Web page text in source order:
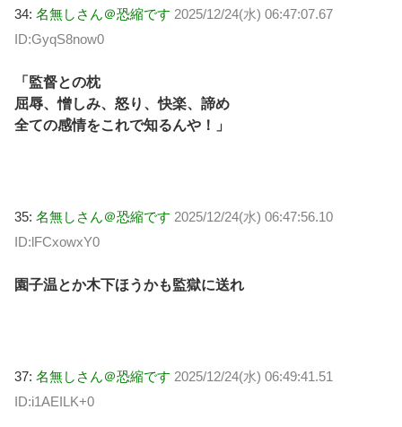
34: 名無しさん＠恐縮です 2025/12/24(水) 06:47:07.67
ID:GyqS8now0
「監督との枕
屈辱、憎しみ、怒り、快楽、諦め
全ての感情をこれで知るんや！」
35: 名無しさん＠恐縮です 2025/12/24(水) 06:47:56.10
ID:lFCxowxY0
園子温とか木下ほうかも監獄に送れ
37: 名無しさん＠恐縮です 2025/12/24(水) 06:49:41.51
ID:i1AEILK+0